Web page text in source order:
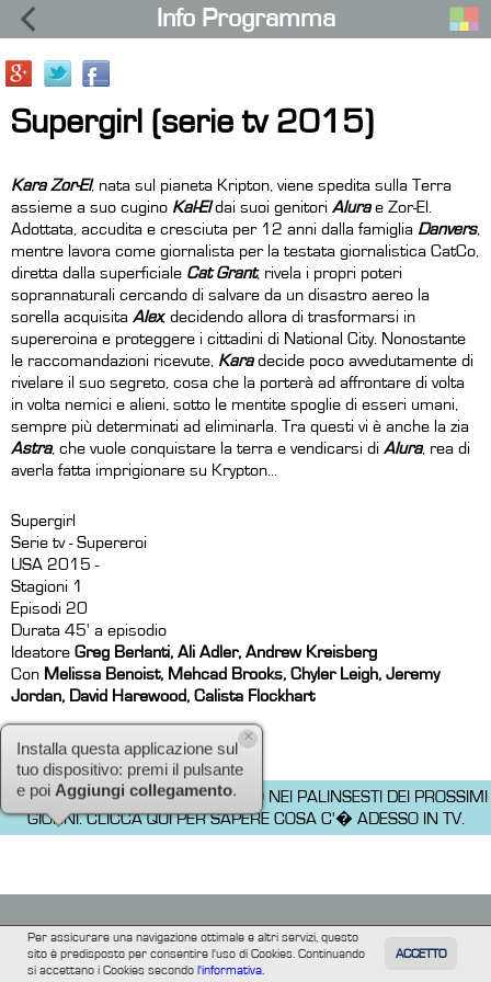
TUTTI FILM
Per assicurare una navigazione ottimale e altri servizi, questo
sito è predisposto per consentire l'uso di Cookies. Continuando
si accettano i Cookies secondol'informativa.
ACCETTO
Info Programma
Supergirl (serie tv 2015)
Kara Zor-El, nata sul pianeta Kripton, viene spedita sulla Terra
assieme a suo cugino Kal-Eldai suoi genitori Alurae Zor-El.
Adottata, accudita e cresciuta per 12 anni dalla famiglia Danvers,
mentre lavora come giornalista per la testata giornalistica CatCo,
diretta dalla superficiale Cat Grant, rivela i propri poteri
soprannaturali cercando di salvare da un disastro aereo la
sorella acquisita Alex, decidendo allora di trasformarsi in
supereroina e proteggere i cittadini di National City. Nonostante
le raccomandazioni ricevute, Karadecide poco avvedutamente di
rivelare il suo segreto, cosa che la porterà ad affrontare di volta
in volta nemici e alieni, sotto le mentite spoglie di esseri umani,
sempre più determinati ad eliminarla. Tra questi vi è anche la zia
Astra, che vuole conquistare la terra e vendicarsi di Alura, rea di
averla fatta imprigionare su Krypton...
Supergirl
Serie tv - Supereroi
USA 2015 -
Stagioni 1
Episodi 20
Durata 45' a episodio
Ideatore Greg Berlanti, Ali Adler, Andrew Kreisberg
Con Melissa Benoist, Mehcad Brooks, Chyler Leigh, Jeremy
Jordan, David Harewood, Calista Flockhart
(dalla redazione Mediaset)
IL PROGRAMMA NON � PREVISTO NEI PALINSESTI DEI PROSSIMI
GIORNI.CLICCA QUI PER SAPERE COSA C'� ADESSO IN TV.
Installa questa applicazione sul
tuo dispositivo: premi il pulsante
e poiAggiungi collegamento.